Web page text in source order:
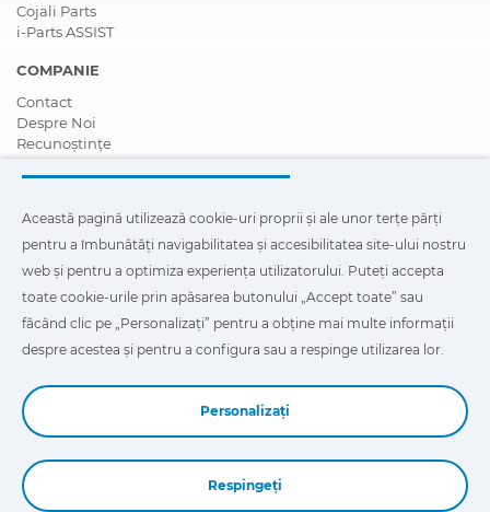
Cojali Parts
i-Parts ASSIST
COMPANIE
Contact
Despre Noi
Recunoștințe
Certificări
Responsabilitate Socială Corporativă
Știri
Videoclipuri
FAQ - Întrebări Frecvente
Această pagină utilizează cookie-uri proprii și ale unor terțe
părți pentru a îmbunătăți navigabilitatea și accesibilitatea site-
ului nostru web și pentru a optimiza experiența utilizatorului.
acestea și pentru a configura sau a respinge utilizarea lor.
Această pagină utilizează cookie-uri proprii și ale unor terțe părți
pentru a îmbunătăți navigabilitatea și accesibilitatea site-ului nostru
web și pentru a optimiza experiența utilizatorului. Puteți accepta
toate cookie-urile prin apăsarea butonului „Accept toate” sau
făcând clic pe „Personalizați” pentru a obține mai multe informații
despre acestea și pentru a configura sau a respinge utilizarea lor.
Personalizați
Respingeți